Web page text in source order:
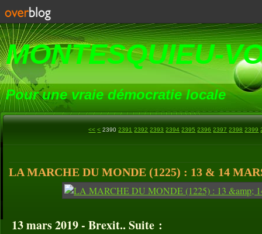
MONTESQUIEU-
Pour une vraie démocratie locale
<< < 2300
2310
2320
2330
2340
2350
2360
2370
2380
2390 2391 2392 2393 2394 2395 2396 2397 2398 2399
LA MARCHE DU MONDE (1225) : 13 & 14
13 mars 2019 - Brexit.. Suite :